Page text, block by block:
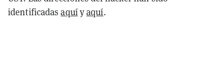
identificadasaquíyaquí.